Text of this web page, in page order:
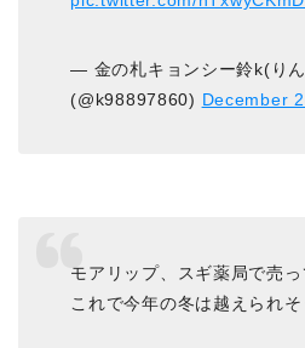
— 金の札キョンシー鈴k(り
(@k98897860) December
モアリップ、スギ薬局で売っ
これで今年の冬は越えられそ